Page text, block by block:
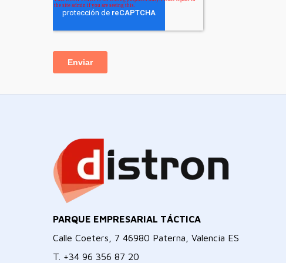
PARQUE EMPRESARIAL TÁCTICA
Calle Coeters, 7 46980 Paterna, Valencia ES
T. +34 96 356 87 20